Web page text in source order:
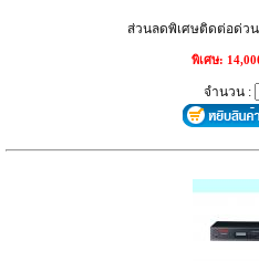
ส่วนลดพิเศษติดต่อด่วน
พิเศษ:
จำนวน :